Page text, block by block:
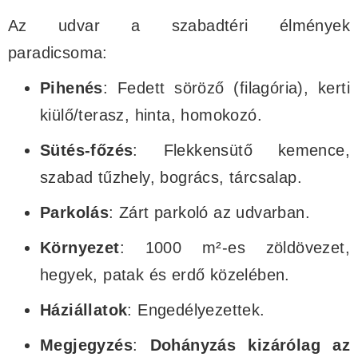
Az udvar a szabadtéri élmények
paradicsoma:
Pihenés: Fedett söröző (filagória), kerti
kiülő/terasz, hinta, homokozó.
Sütés-főzés: Flekkensütő kemence,
szabad tűzhely, bogrács, tárcsalap.
Parkolás: Zárt parkoló az udvarban.
Környezet: 1000 m²-es zöldövezet,
hegyek, patak és erdő közelében.
Háziállatok: Engedélyezettek.
Megjegyzés: Dohányzás kizárólag az